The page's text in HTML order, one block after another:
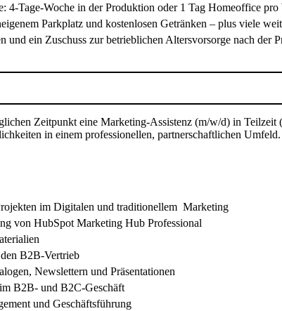
Tage-Woche in der Produktion oder 1 Tag Homeoffice
Parkplatz und kostenlosen Getränken – plus viele
ein Zuschuss zur betrieblichen Altersvorsorge nach der
Zeitpunkt eine Marketing-Assistenz (m/w/d) in
in einem professionellen, partnerschaftlichen
im Digitalen und traditionellem Marketing
von HubSpot Marketing Hub Professional
B2B-Vertrieb
Newslettern und Präsentationen
B2B- und B2C-Geschäft
und Geschäftsführung